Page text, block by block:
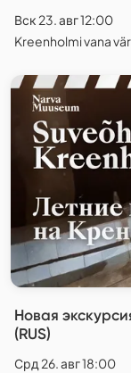
Вск 23. авг 12:00
Kreenholmi vana
Новая
(RUS)
Срд 26. авг 18:00